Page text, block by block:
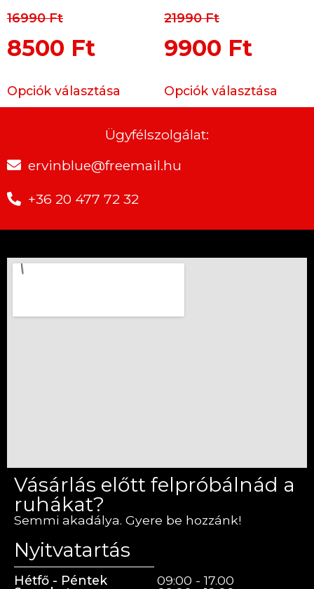
16990Ft
8500 Ft
Opciók választása
21990Ft
9900 Ft
Opciók választása
Ügyfélszolgálat:
ervinblue@freemail.hu
+36 20 477 72 32
Vásárlás előtt felpróbálnád a
ruhákat?
Semmi akadálya. Gyere be hozzánk!
Nyitvatartás
Hétfő - Péntek
09:00 - 17.00